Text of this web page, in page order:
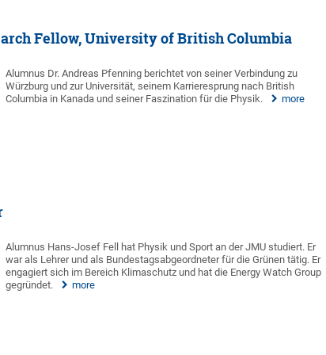
Fellow, University of British Columbia
Alumnus Dr. Andreas Pfenning berichtet von seiner Verbindung zu
Würzburg und zur Universität, seinem Karrieresprung nach British
Columbia in Kanada und seiner Faszination für die Physik.
more
Alumnus Hans-Josef Fell hat Physik und Sport an der JMU studiert. Er
war als Lehrer und als Bundestagsabgeordneter für die Grünen tätig. Er
engagiert sich im Bereich Klimaschutz und hat die Energy Watch Group
gegründet.
more